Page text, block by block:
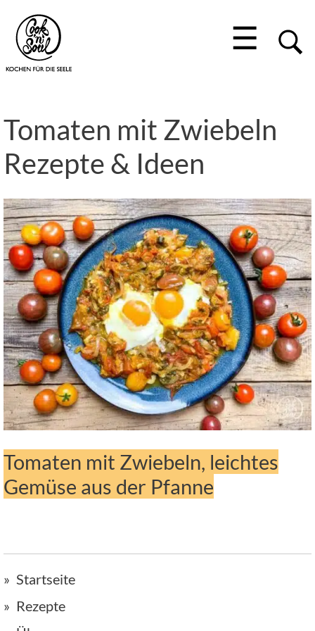
☰
Tomaten mit Zwiebeln
Rezepte & Ideen
Tomaten mit Zwiebeln, leichtes
Gemüse aus der Pfanne
Startseite
Rezepte